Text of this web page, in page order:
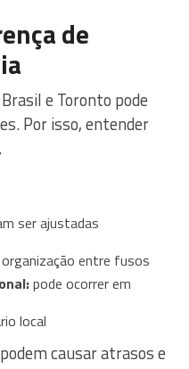
de
e Toronto pode
Por isso, entender
ser ajustadas
entre fusos
pode ocorrer em
local
causar atrasos e